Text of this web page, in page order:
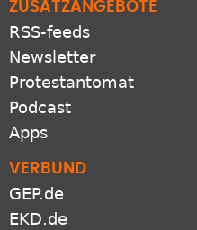
ZUSATZANGEBOTE
RSS-feeds
Newsletter
Protestantomat
Podcast
Apps
VERBUND
GEP.de
EKD.de